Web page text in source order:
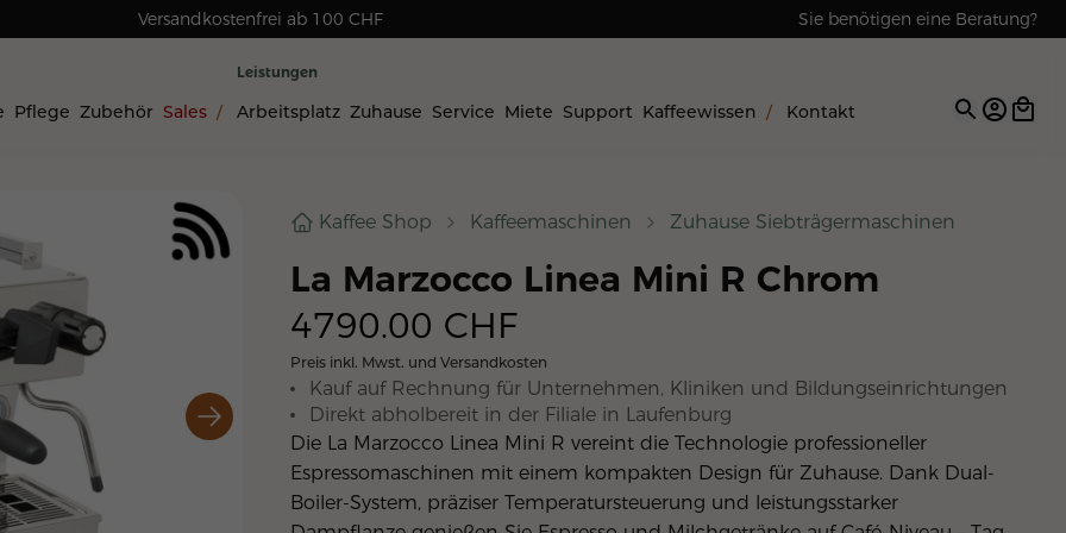
Versandkostenfrei ab 100 CHF Sie benötigen eine Beratung?
Rechnungskauf für Geschäftskunden Reparaturen & Service
Pflege Zubehör Sales /
Leistungen
Arbeitsplatz Zuhause Service Miete Support Kaffeewissen / Kontakt Open
Kaffee Shop Kaffeemaschinen Zuhause Siebträgermaschinen
La Marzocco Linea Mini R Chrom
4790.00 CHF
Preis inkl. Mwst. und Versandkosten
Kauf auf Rechnung für Unternehmen, Kliniken und Bildungseinrichtungen
Direkt abholbereit in der Filiale in Laufenburg
Die La Marzocco Linea Mini R vereint die Technologie professioneller
Espressomaschinen mit einem kompakten Design für Zuhause. Dank Dual-
Boiler-System, präziser Temperatursteuerung und leistungsstarker